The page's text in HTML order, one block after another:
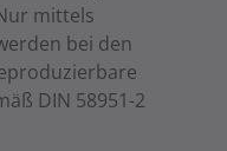
mittels
bei den
DIN 58951-2